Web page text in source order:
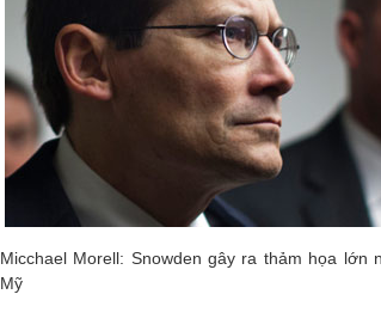
Micchael Morell: Snowden gây ra thảm họa lớn
Mỹ